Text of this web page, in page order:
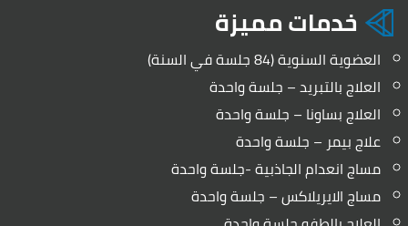
خدمات مميزة
العضوية السنوية (84 جلسة في السنة)
العلاج بالتبريد – جلسة واحدة
العلاج بساونا – جلسة واحدة
علاج بيمر – جلسة واحدة
مساج انعدام الجاذبية -جلسة واحدة
مساج الايريلاكس – جلسة واحدة